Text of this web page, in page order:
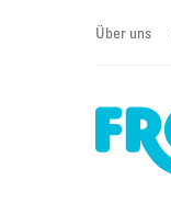
Über uns